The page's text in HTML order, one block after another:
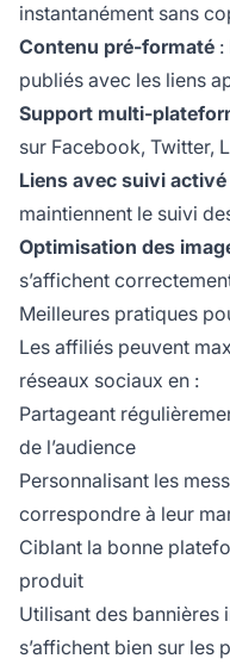
instantanément sans
Contenu pré-formaté :
publiés avec les liens
Support multi-
sur Facebook, Twitter,
Liens avec suivi activé
maintiennent le suivi
Optimisation des
s’affichent
Meilleures pratiques
Les affiliés peuvent
réseaux sociaux en :
Partageant
de l’audience
Personnalisant les
correspondre à leur
Ciblant la bonne
produit
Utilisant des bannières
s’affichent bien sur les